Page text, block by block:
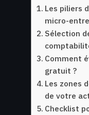
Les piliers
micro-
Sélection
Comment
gratuit ?
Les zones
de votre
Checklist